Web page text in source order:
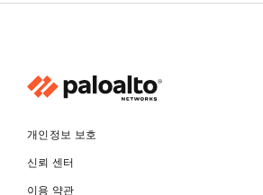
개인정보 보호
신뢰 센터
이용 약관